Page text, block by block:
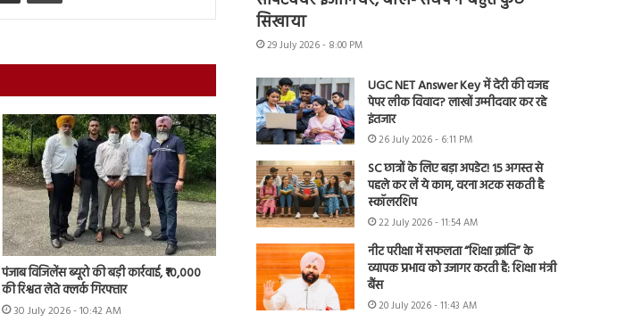
पंजाब विजिलेंस ब्यूरो की बड़ी कार्रवाई, ₹10,000
की रिश्वत लेते क्लर्क गिरफ्तार
30 July 2026 - 10:42 AM
सिखाया
29 July 2026 - 8:00 PM
UGC NET Answer Key में देरी की वजह
पेपर लीक विवाद? लाखों उम्मीदवार कर रहे
इंतजार
26 July 2026 - 6:11 PM
SC छात्रों के लिए बड़ा अपडेट! 15 अगस्त से
पहले कर लें ये काम, वरना अटक सकती है
स्कॉलरशिप
22 July 2026 - 11:54 AM
नीट परीक्षा में सफलता “शिक्षा क्रांति” के
व्यापक प्रभाव को उजागर करती है: शिक्षा मंत्री
बैंस
20 July 2026 - 11:43 AM